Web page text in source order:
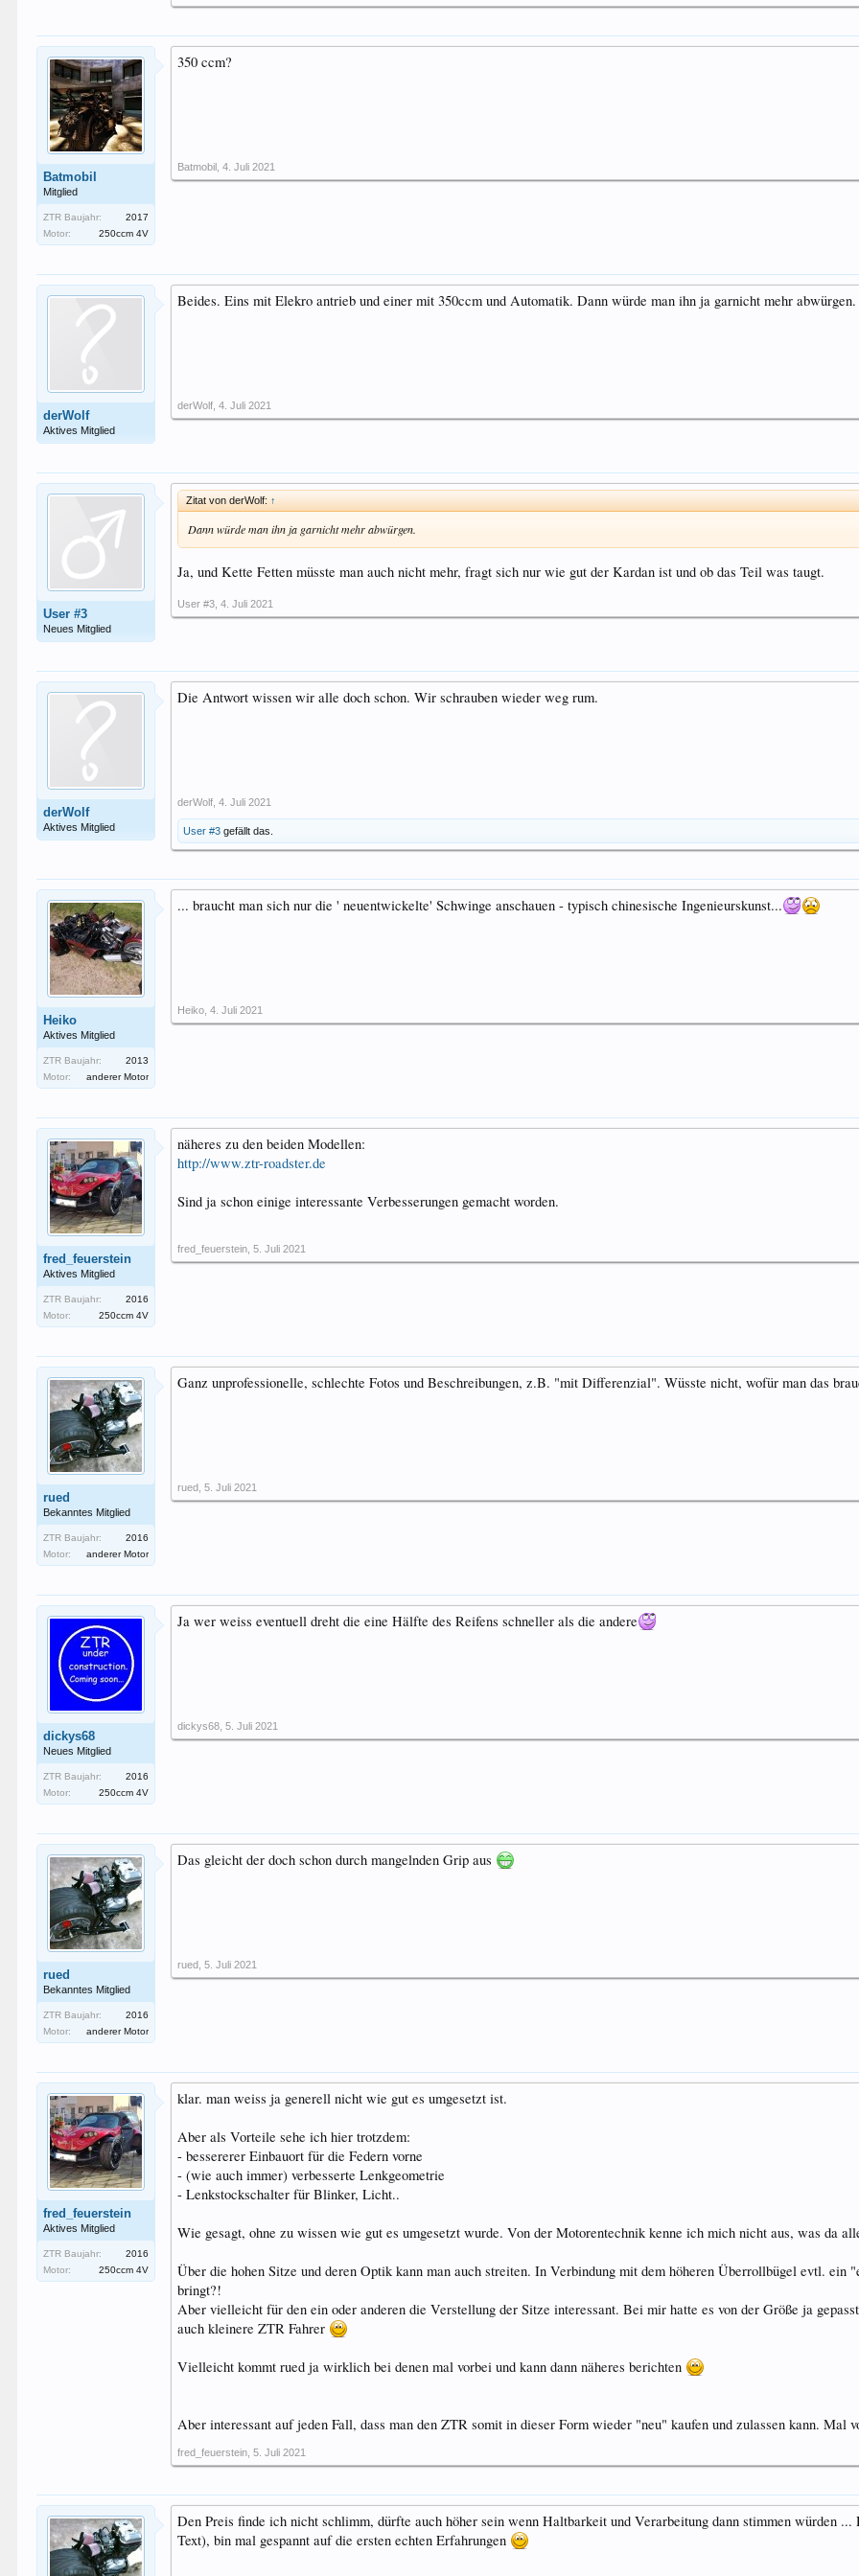
Batmobil
Mitglied
ZTR Baujahr:
2017
Motor:
250ccm 4V
350 ccm?
Batmobil 4. Juli 2021
derWolf
Aktives Mitglied
Beides. Eins mit Elekro antrieb und einer mit 350ccm und Automatik. Dann würde man ihn ja garnicht mehr abwürgen.
derWolf 4. Juli 2021
User #3
Neues Mitglied
Zitat von derWolf: ↑
Dann würde man ihn ja garnicht mehr abwürgen.
Ja, und Kette Fetten müsste man auch nicht mehr, fragt sich nur wie gut der Kardan ist und ob das Teil was taugt.
User #3 4. Juli 2021
derWolf
Aktives Mitglied
Die Antwort wissen wir alle doch schon. Wir schrauben wieder weg rum.
derWolf 4. Juli 2021
User #3 gefällt das.
Heiko
Aktives Mitglied
ZTR Baujahr:
2013
Motor:
anderer Motor
... braucht man sich nur die ' neuentwickelte' Schwinge anschauen - typisch chinesische Ingenieurskunst...
Heiko 4. Juli 2021
fred_feuerstein
Aktives Mitglied
ZTR Baujahr:
2016
Motor:
250ccm 4V
näheres zu den beiden Modellen:
http://www.ztr-roadster.de
Sind ja schon einige interessante Verbesserungen gemacht worden.
fred_feuerstein 5. Juli 2021
rued
Bekanntes Mitglied
ZTR Baujahr:
2016
Motor:
anderer Motor
Ganz unprofessionelle, schlechte Fotos und Beschreibungen, z.B. "mit Differenzial". Wüsste nicht, wofür man das
rued 5. Juli 2021
dickys68
Neues Mitglied
ZTR Baujahr:
2016
Motor:
250ccm 4V
Ja wer weiss eventuell dreht die eine Hälfte des Reifens schneller als die andere
dickys68 5. Juli 2021
rued
Bekanntes Mitglied
ZTR Baujahr:
2016
Motor:
anderer Motor
Das gleicht der doch schon durch mangelnden Grip aus
rued 5. Juli 2021
fred_feuerstein
Aktives Mitglied
ZTR Baujahr:
2016
Motor:
250ccm 4V
klar. man weiss ja generell nicht wie gut es umgesetzt ist.
Aber als Vorteile sehe ich hier trotzdem:
- bessererer Einbauort für die Federn vorne
- (wie auch immer) verbesserte Lenkgeometrie
- Lenkstockschalter für Blinker, Licht..
Wie gesagt, ohne zu wissen wie gut es umgesetzt wurde. Von der Motorentechnik kenne ich mich nicht aus, was da
Über die hohen Sitze und deren Optik kann man auch streiten. In Verbindung mit dem höheren Überrollbügel evtl. ein
bringt?!
Aber vielleicht für den ein oder anderen die Verstellung der Sitze interessant. Bei mir hatte es von der Größe ja
auch kleinere ZTR Fahrer
Vielleicht kommt rued ja wirklich bei denen mal vorbei und kann dann näheres berichten
Aber interessant auf jeden Fall, dass man den ZTR somit in dieser Form wieder "neu" kaufen und zulassen kann. Mal
fred_feuerstein 5. Juli 2021
Den Preis finde ich nicht schlimm, dürfte auch höher sein wenn Haltbarkeit und Verarbeitung dann stimmen würden
Text), bin mal gespannt auf die ersten echten Erfahrungen